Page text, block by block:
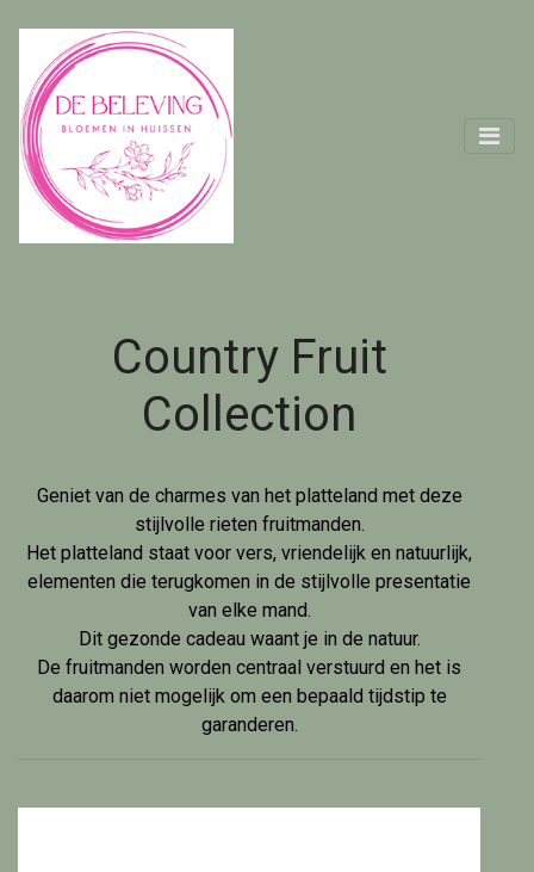
Country Fruit
Collection
Geniet van de charmes van het platteland met deze
stijlvolle rieten fruitmanden.
Het platteland staat voor vers, vriendelijk en natuurlijk,
elementen die terugkomen in de stijlvolle presentatie
van elke mand.
Dit gezonde cadeau waant je in de natuur.
De fruitmanden worden centraal verstuurd en het is
daarom niet mogelijk om een bepaald tijdstip te
garanderen.